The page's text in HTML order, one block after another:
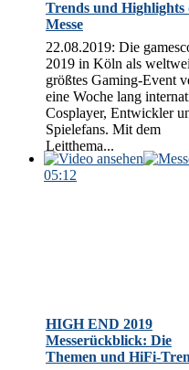
Trends und Highlights
Messe
22.08.2019: Die
2019 in Köln als
größtes Gaming-Event
eine Woche lang
Cosplayer, Entwickler
Spielefans. Mit dem
Leitthema...
05:12
HIGH END 2019
Messerückblick: Die
Themen und HiFi-